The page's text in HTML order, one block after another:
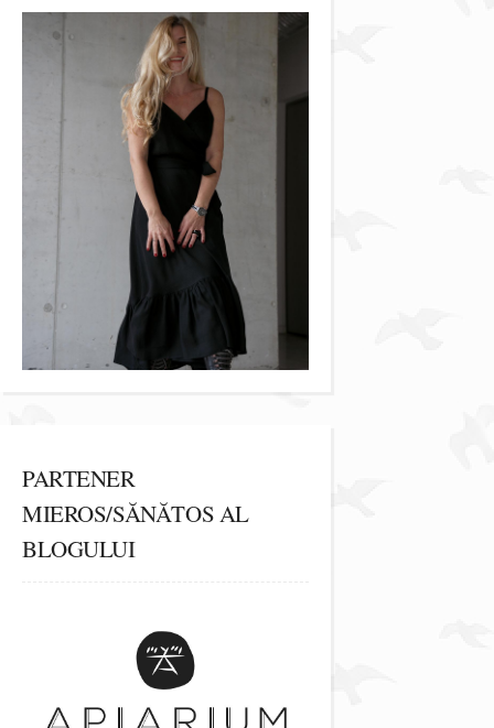
PARTENER
MIEROS/SĂNĂTOS AL
BLOGULUI